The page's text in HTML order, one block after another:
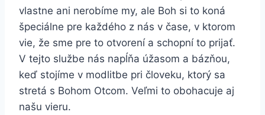
vlastne ani nerobíme my, ale Boh si to koná
špeciálne pre každého z nás v čase, v ktorom
vie, že sme pre to otvorení a schopní to prijať.
V tejto službe nás napĺňa úžasom a bázňou,
keď stojíme v modlitbe pri človeku, ktorý sa
stretá s Bohom Otcom. Veľmi to obohacuje aj
našu vieru.